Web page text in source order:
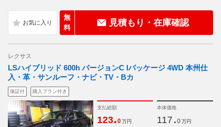
無
料
見積もり・在庫確認
レクサス
LSハイブリッド 600h バージョンC Iパッケージ 4WD 本州仕
入・革・サンルーフ・ナビ・TV・Bカ
保証付 購入プラン付き
支払総額
123.0 万円
本体価格
117. 0 万円